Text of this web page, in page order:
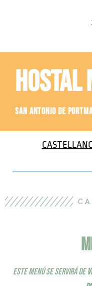
HOSTAL
SAN ANTONIO DE
C
ESTE MENÚ SE SERVIRÁ DE